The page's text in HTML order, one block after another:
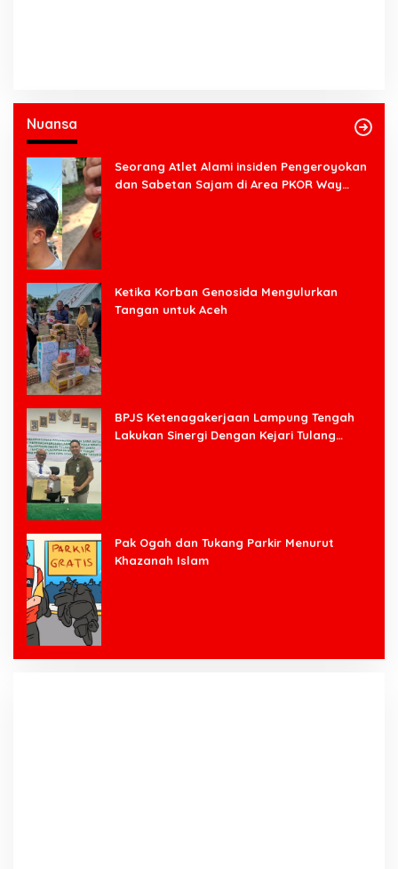
Nuansa
Seorang Atlet Alami insiden Pengeroyokan
dan Sabetan Sajam di Area PKOR Way
Ketika Korban Genosida Mengulurkan
Tangan untuk Aceh
BPJS Ketenagakerjaan Lampung Tengah
Lakukan Sinergi Dengan Kejari Tulang
Pak Ogah dan Tukang Parkir Menurut
Khazanah Islam